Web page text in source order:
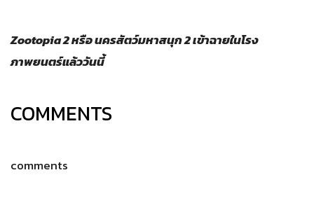
Zootopia 2 หรือ นครสัตว์มหาสนุก 2 เข้าฉายในโรง
ภาพยนตร์แล้ววันนี้
COMMENTS
comments